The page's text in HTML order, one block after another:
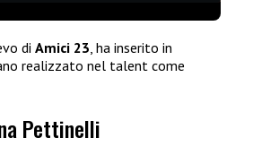
di Amici 23 , ha inserito in
realizzato nel talent come
Pettinelli